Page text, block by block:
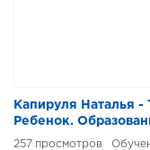
Капируля Наталья -
Ребенок.
257